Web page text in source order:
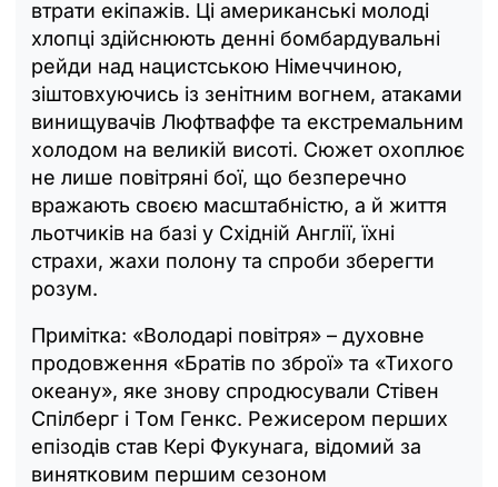
втрати екіпажів. Ці американські молоді
хлопці здійснюють денні бомбардувальні
рейди над нацистською Німеччиною,
зіштовхуючись із зенітним вогнем, атаками
винищувачів Люфтваффе та екстремальним
холодом на великій висоті. Сюжет охоплює
не лише повітряні бої, що безперечно
вражають своєю масштабністю, а й життя
льотчиків на базі у Східній Англії, їхні
страхи, жахи полону та спроби зберегти
розум.
Примітка: «Володарі повітря» – духовне
продовження «Братів по зброї» та «Тихого
океану», яке знову спродюсували Стівен
Спілберг і Том Генкс. Режисером перших
епізодів став Кері Фукунага, відомий за
винятковим першим сезоном